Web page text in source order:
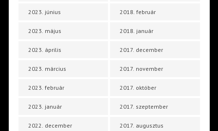
2023. június
2023. május
2023. április
2023. március
2023. február
2023. január
2022. december
2018. február
2018. január
2017. december
2017. november
2017. október
2017. szeptember
2017. augusztus